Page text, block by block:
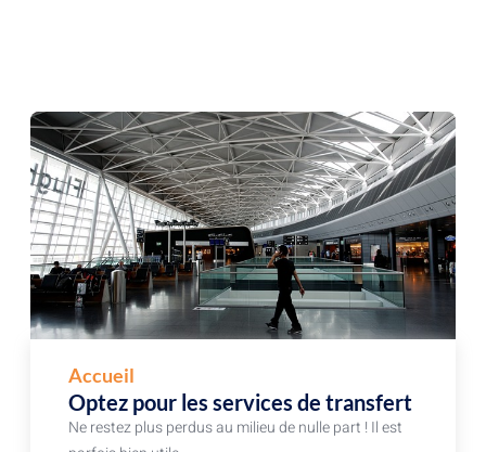
Accueil
Optez pour les services de transfert
Ne restez plus perdus au milieu de nulle part ! Il est